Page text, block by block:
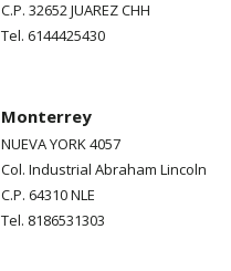
C.P.32652JUAREZCHH
Tel. 6144425430
Monterrey
NUEVA YORK 4057
Col.Industrial Abraham Lincoln
C.P. 64310NLE
Tel. 8186531303